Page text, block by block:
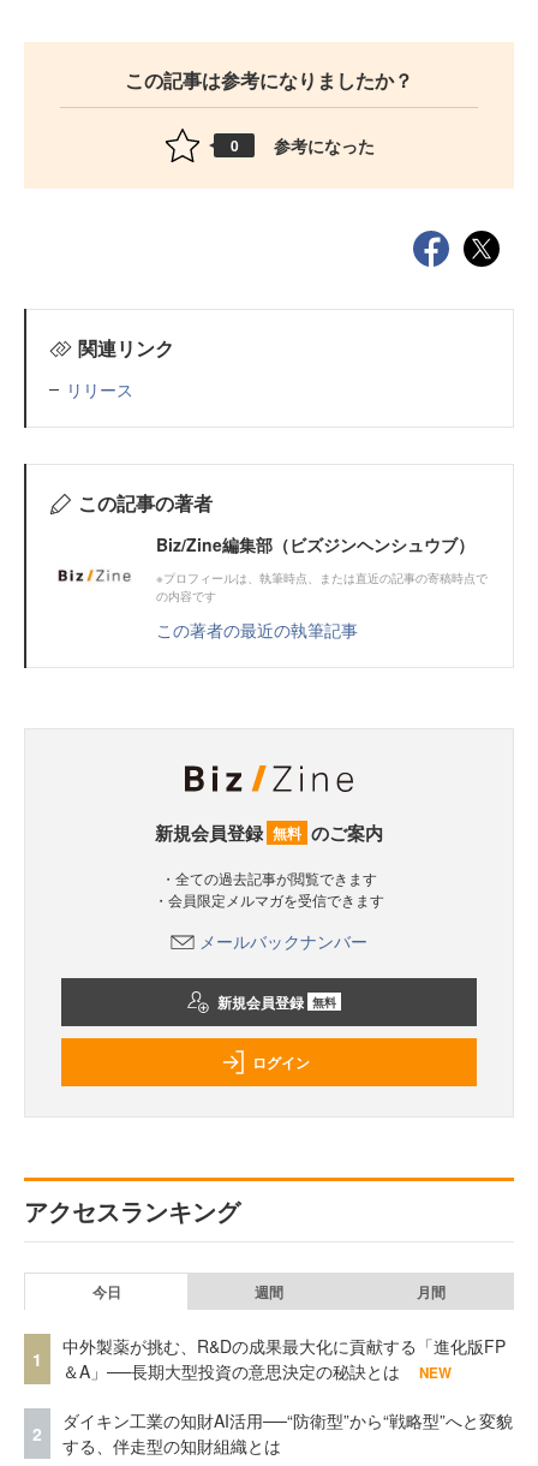
この記事は参考になりましたか？
0 参考になった
関連リンク
リリース
この記事の著者
Biz/Zine編集部（ビズジンヘンシュウブ）
※プロフィールは、執筆時点、または直近の記事の寄稿時点で
の内容です
この著者の最近の執筆記事
新規会員登録 無料 のご案内
・全ての過去記事が閲覧できます
・会員限定メルマガを受信できます
メールバックナンバー
新規会員登録 無料
ログイン
アクセスランキング
今日 週間 月間
1
中外製薬が挑む、R&Dの成果最大化に貢献する「進化版FP
＆A」──長期大型投資の意思決定の秘訣とは
NEW
2
ダイキン工業の知財AI活用──“防衛型”から“戦略型”へと変貌
する、伴走型の知財組織とは